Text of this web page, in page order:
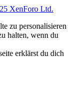
XenForo Ltd.
zu personalisieren
halten, wenn du
erklärst du dich